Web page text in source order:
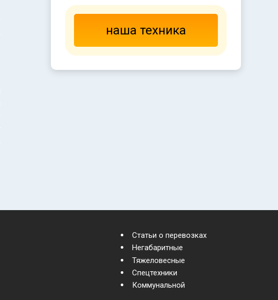
наша техника
Статьи о перевозках
Негабаритные
Тяжеловесные
Спецтехники
Коммунальной